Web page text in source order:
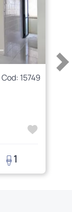
Cod: 15749
1